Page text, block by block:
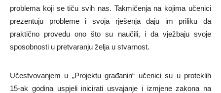
problema koji se tiču svih nas. Takmičenja na kojima učenici
prezentuju probleme i svoja rješenja daju im priliku da
praktično provedu ono što su naučili, i da vježbaju svoje
sposobnosti u pretvaranju želja u stvarnost.
Učestvovanjem u „Projektu građanin“ učenici su u proteklih
15-ak godina uspjeli inicirati usvajanje i izmjene zakona na